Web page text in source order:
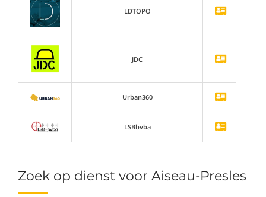
Zoek op dienst voor Aiseau-Presles
LDTOPO
JDC
Urban360
LSBbvba